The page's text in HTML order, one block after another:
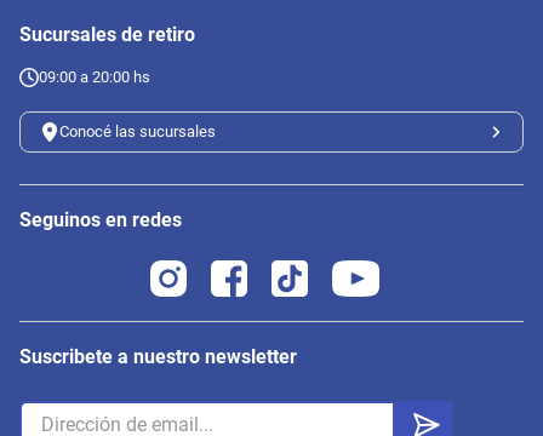
Sucursales de retiro
09:00 a 20:00 hs
Conocé las sucursales
Seguinos en redes
Suscribete a nuestro newsletter